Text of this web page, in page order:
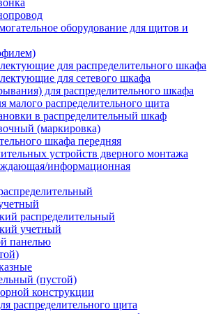
оборудование для щитов и
для распределительного шкафа
для сетевого шкафа
для распределительного шкафа
распределительного щита
в распределительный шкаф
(маркировка)
шкафа передняя
устройств дверного монтажа
информационная
распределительный
учетный
панелью
(пустой)
конструкции
распределительного щита